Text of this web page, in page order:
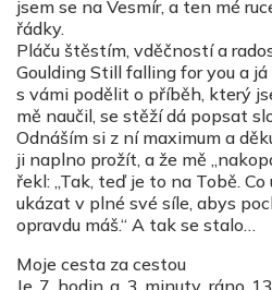
jsem se na Vesmír, a ten mé
řádky.
Pláču štěstím, vděčností a
Goulding Still falling for you a
s vámi podělit o příběh, který
mě naučil, se stěží dá popsat
Odnáším si z ní maximum a
ji naplno prožít, a že mě
řekl: „Tak, teď je to na Tobě.
ukázat v plné své síle, abys
opravdu máš.“ A tak se stalo…
Moje cesta za cestou
Je 7 hodin a 3 minuty ráno